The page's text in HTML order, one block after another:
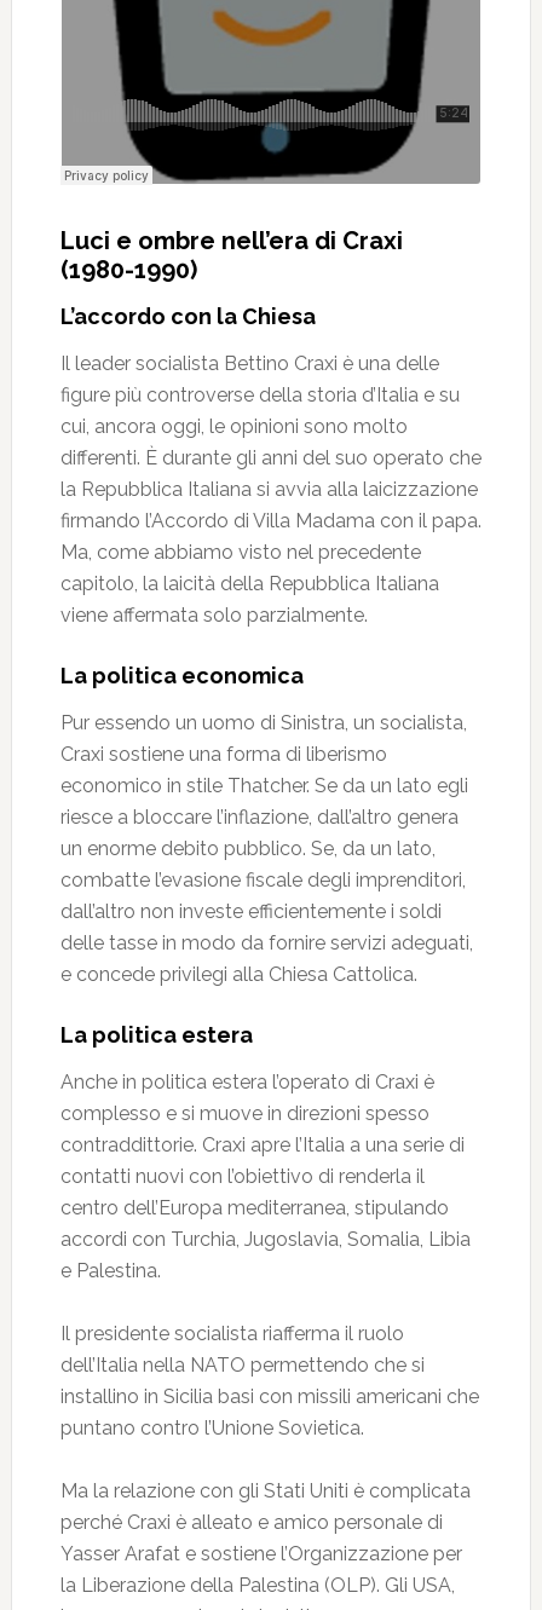
Luci e ombre nell’era di Craxi
(1980-1990)
L’accordo con la Chiesa
Il leader socialista Bettino Craxi è una delle
figure più controverse della storia d’Italia e su
cui, ancora oggi, le opinioni sono molto
differenti. È durante gli anni del suo operato che
la Repubblica Italiana si avvia alla laicizzazione
firmando l’Accordo di Villa Madama con il papa.
Ma, come abbiamo visto nel precedente
capitolo, la laicità della Repubblica Italiana
viene affermata solo parzialmente.
La politica economica
Pur essendo un uomo di Sinistra, un socialista,
Craxi sostiene una forma di liberismo
economico in stile Thatcher. Se da un lato egli
riesce a bloccare l’inflazione, dall’altro genera
un enorme debito pubblico. Se, da un lato,
combatte l’evasione fiscale degli imprenditori,
dall’altro non investe efficientemente i soldi
delle tasse in modo da fornire servizi adeguati,
e concede privilegi alla Chiesa Cattolica.
La politica estera
Anche in politica estera l’operato di Craxi è
complesso e si muove in direzioni spesso
contraddittorie. Craxi apre l’Italia a una serie di
contatti nuovi con l’obiettivo di renderla il
centro dell’Europa mediterranea, stipulando
accordi con Turchia, Jugoslavia, Somalia, Libia
e Palestina.
Il presidente socialista riafferma il ruolo
dell’Italia nella NATO permettendo che si
installino in Sicilia basi con missili americani che
puntano contro l’Unione Sovietica.
Ma la relazione con gli Stati Uniti è complicata
perché Craxi è alleato e amico personale di
Yasser Arafat e sostiene l’Organizzazione per
la Liberazione della Palestina (OLP). Gli USA,